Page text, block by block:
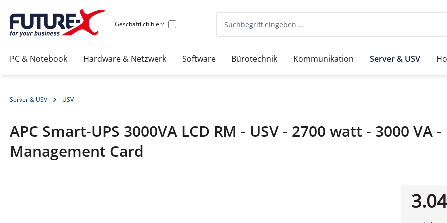
Geschäftlich hier?
PC & Notebook Hardware & Netzwerk Software Bürotechnik Kommunikation Server & USV
Server & USV USV
APC Smart-UPS 3000VA LCD RM - USV - 2700 watt - 3000 VA
Management Card